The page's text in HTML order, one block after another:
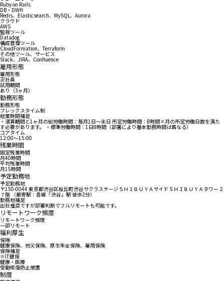
Ruby on Rails
DB・DWH
Redis、Elasticsearch、MySQL、Aurora
クラウド
AWS
監視ツール
Datadog
構成管理ツール
CloudFormation、Terraform
その他ツール、サービス
Slack、JIRA、Confluence
雇用形態
雇用形態
正社員
試用期間
あり（3ヶ月）
勤務形態
勤務形態
フレックスタイム制
就業時間補足
・清算期間と1ヶ月の総労働時間：毎月1日～末日 所定労働時間：8時間×月の所定労働日数を満た
す必要があります。 ・標準労働時間：1日8時間（部署により基本勤務時間は異なる）
コアタイム
12:00〜15:00
残業時間
固定残業時間
月40時間
平均残業時間
月15時間
予定勤務地
予定勤務地
〒150-0044 東京都渋谷区桜丘町渋谷サクラステージＳＨＩＢＵＹＡサイドＳＨＩＢＵＹＡタワー２
７階 （最寄駅：各線「渋谷」駅 徒歩2分）
勤務地補足
出社推奨ですが部署判断でフルリモートも可能です。
リモートワーク頻度
リモートワーク頻度
一部リモート
福利厚生
保険
健康保険、労災保険、厚生年金保険、雇用保険
保険補足
※IT健保
健康・医療
受動喫煙防止措置
制度